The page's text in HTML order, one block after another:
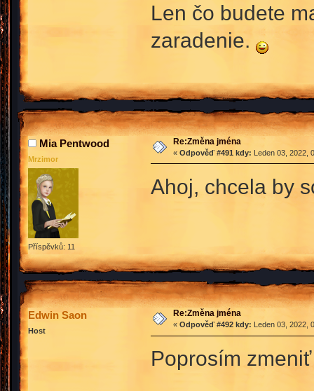
Len čo budete
zaradenie.
Mia Pentwood
Mrzimor
Příspěvků: 11
Re:Změna jména
« Odpověď #491 kdy: Leden 03, 2022,
Ahoj, chcela by
Edwin Saon
Host
Re:Změna jména
« Odpověď #492 kdy: Leden 03, 2022,
Poprosím